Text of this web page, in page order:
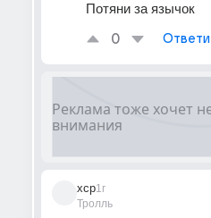
Потяни за язычок
0
xcp
Тролль
1г